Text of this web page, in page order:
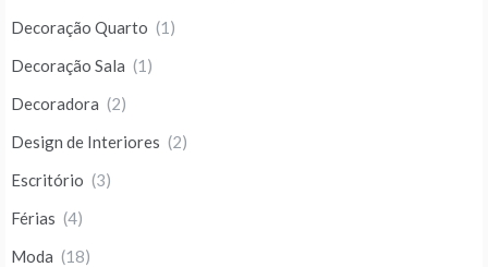
Decoração Quarto (1)
Decoração Sala (1)
Decoradora (2)
Design de Interiores (2)
Escritório (3)
Férias (4)
Moda (18)